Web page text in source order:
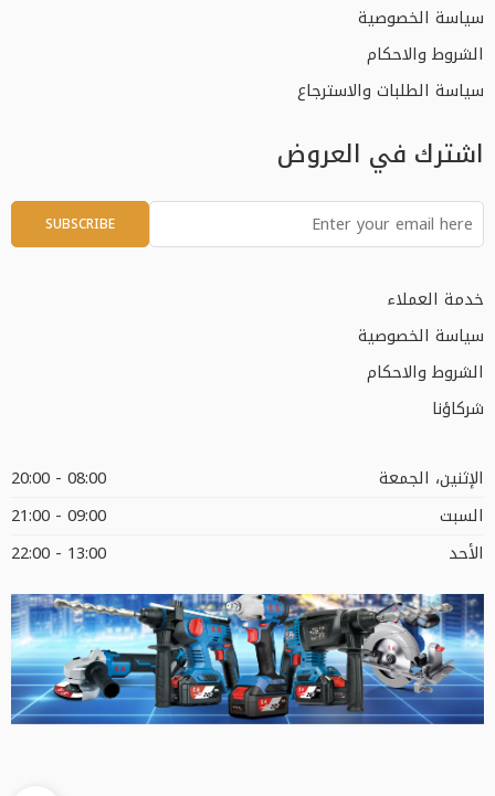
سياسة الخصوصية
الشروط والاحكام
سياسة الطلبات والاسترجاع
اشترك في العروض
خدمة العملاء
سياسة الخصوصية
الشروط والاحكام
شركاؤنا
الإثنين، الجمعة
08:00 - 20:00
السبت
09:00 - 21:00
الأحد
13:00 - 22:00